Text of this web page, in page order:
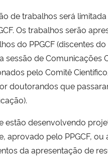
de trabalhos será
Os trabalhos serão
do PPGCF (discentes
sessão de Comunicações
pelo Comitê
doutorandos que
estão desenvolvendo
aprovado pelo PPGCF, ou
da apresentação de